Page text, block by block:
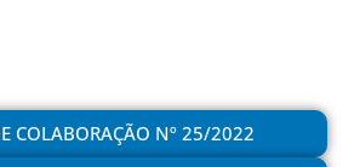
COLABORAÇÃO Nº 25/2022